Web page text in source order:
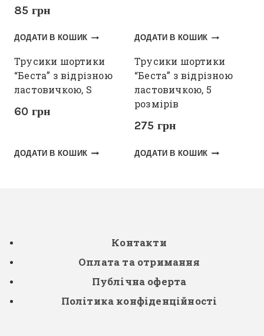
85 грн
ДОДАТИ В КОШИК ДОДАТИ В КОШИК
Трусики шортики
“Беста” з відрізною
ластовичкою, S
60 грн
ДОДАТИ В КОШИК
Трусики шортики
“Беста” з відрізною
ластовичкою, 5
розмірів
275 грн
ДОДАТИ В КОШИК
Контакти
Оплата та отримання
Публічна оферта
Політика конфіденційності